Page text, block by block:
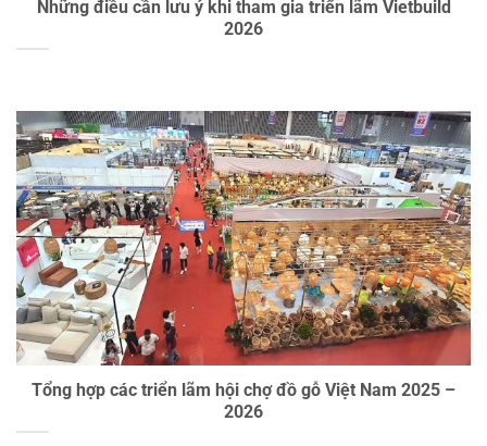
Những điều cần lưu ý khi tham gia triển lãm Vietbuild
2026
Tổng hợp các triển lãm hội chợ đồ gỗ Việt Nam 2025 –
2026